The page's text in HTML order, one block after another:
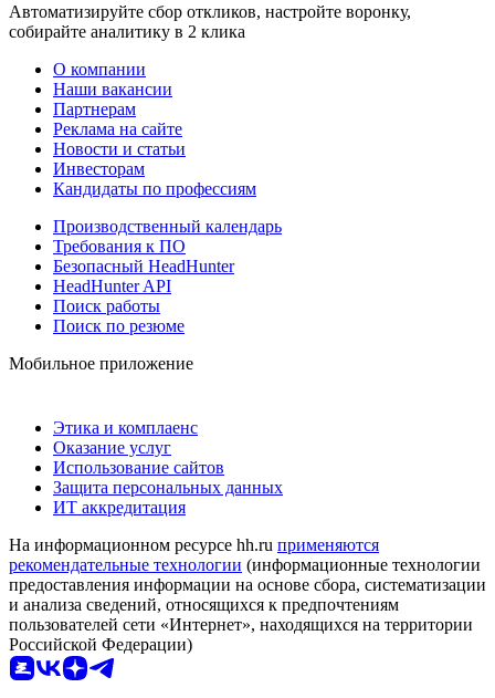
Автоматизируйте сбор откликов, настройте воронку,
собирайте аналитику в 2 клика
О компании
Наши вакансии
Партнерам
Реклама на сайте
Новости и статьи
Инвесторам
Кандидаты по профессиям
Производственный календарь
Требования к ПО
Безопасный HeadHunter
HeadHunter API
Поиск работы
Поиск по резюме
Мобильное приложение
Этика и комплаенс
Оказание услуг
Использование сайтов
Защита персональных данных
ИТ аккредитация
На информационном ресурсе hh.ru применяются
рекомендательные технологии (информационные технологии
предоставления информации на основе сбора, систематизации
и анализа сведений, относящихся к предпочтениям
пользователей сети «Интернет», находящихся на территории
Российской Федерации)